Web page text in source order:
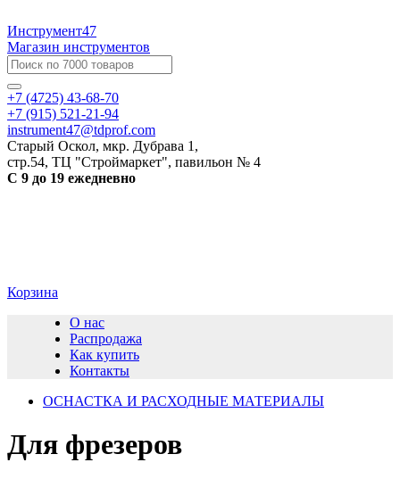
Инструмент47
Магазин инструментов
+7 (4725) 43-68-70
+7 (915) 521-21-94
instrument47@tdprof.com
Старый Оскол, мкр. Дубрава 1,
стр.54, ТЦ "Строймаркет", павильон № 4
С 9 до 19 ежедневно
Корзина
О нас
Распродажа
Как купить
Контакты
ОСНАСТКА И РАСХОДНЫЕ МАТЕРИАЛЫ
Для фрезеров